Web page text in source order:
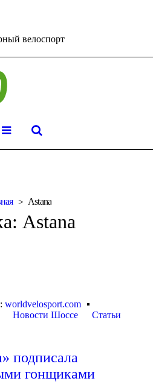
велоспорт
Astana
Astana
worldvelosport.com
Новости Шоссе
Статьи
подписала
гонщиками